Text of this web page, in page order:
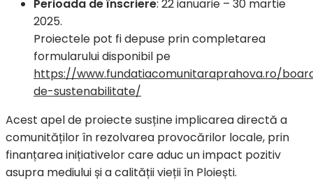
Perioada de înscriere: 22 ianuarie – 30 martie
2025.
Proiectele pot fi depuse prin completarea
formularului disponibil pe
https://www.fundatiacomunitaraprahova.ro/
de-sustenabilitate/
Acest apel de proiecte susține implicarea directă a
comunităților în rezolvarea provocărilor locale, prin
finanțarea inițiativelor care aduc un impact pozitiv
asupra mediului și a calității vieții în Ploiești.